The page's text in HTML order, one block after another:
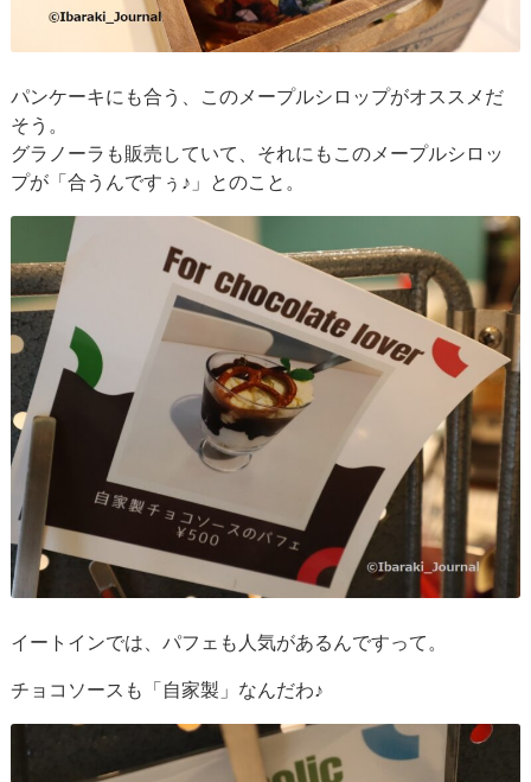
パンケーキにも合う、このメープルシロップがオススメだ
そう。
グラノーラも販売していて、それにもこのメープルシロッ
プが「合うんですぅ♪」とのこと。
イートインでは、パフェも人気があるんですって。
チョコソースも「自家製」なんだわ♪